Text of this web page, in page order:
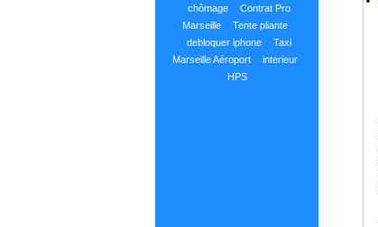
chômage
Contrat Pro
Marseille
Tente pliante
debloquer iphone
Taxi
Marseille Aéroport
interieur
HPS